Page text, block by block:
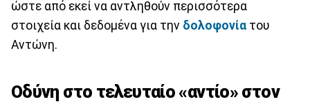
ώστε από εκεί να αντληθούν περισσότερα
στοιχεία και δεδομένα για την δολοφονία του
Αντώνη.
Οδύνη στο τελευταίο «αντίο» στον